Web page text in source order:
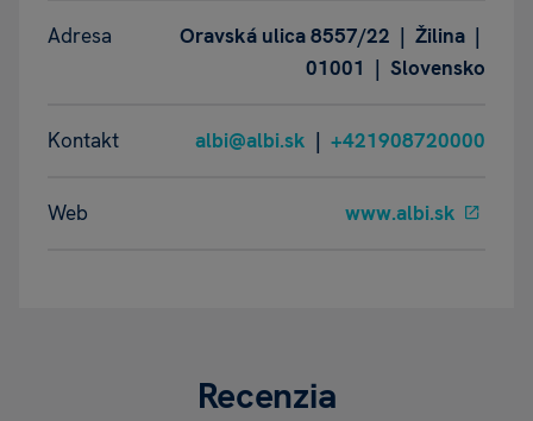
Adresa
Oravská ulica 8557/22 | Žilina |
01001 | Slovensko
Kontakt albi@albi.sk | +421908720000
Web www.albi.sk
Recenzia